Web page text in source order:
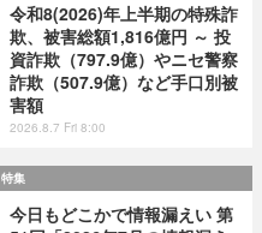
令和8(2026)年上半期の特殊詐
欺、被害総額1,816億円 ～ 投
資詐欺（797.9億）やニセ警察
詐欺（507.9億）など手口別被
害額
2026.8.7 Fri 8:00
特集
今日もどこかで情報漏えい 第